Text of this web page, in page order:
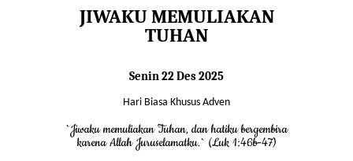
JIWAKU MEMULIAKAN
TUHAN
Senin 22 Des 2025
Hari Biasa Khusus Adven
`Jiwaku memuliakan Tuhan, dan hatiku bergembira
karena Allah Juruselamatku.` (Luk 1:46b-47)